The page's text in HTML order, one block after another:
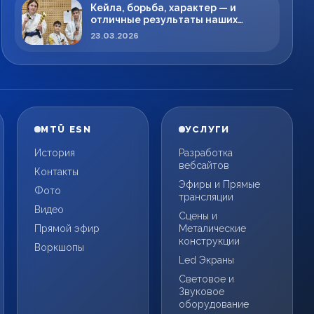
Кейла, борьба, характер — и
отличные результаты наших
спортсменов!
23.03.2026
MTÜ ESN
История
Контакты
Фото
Видео
Прямой эфир
Воркшопы
УСЛУГИ
Разработка
вебсайтов
Эфиры и Прямые
трансляции
Сцены и
Металические
конструкции
Led Экраны
Световое и
Звуковое
оборудование